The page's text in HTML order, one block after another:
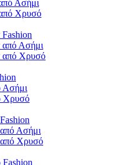
Ασήμι
Χρυσό
Fashion
από Ασήμι
από Χρυσό
Ασήμι
Χρυσό
από Ασήμι
από Χρυσό
Fashion